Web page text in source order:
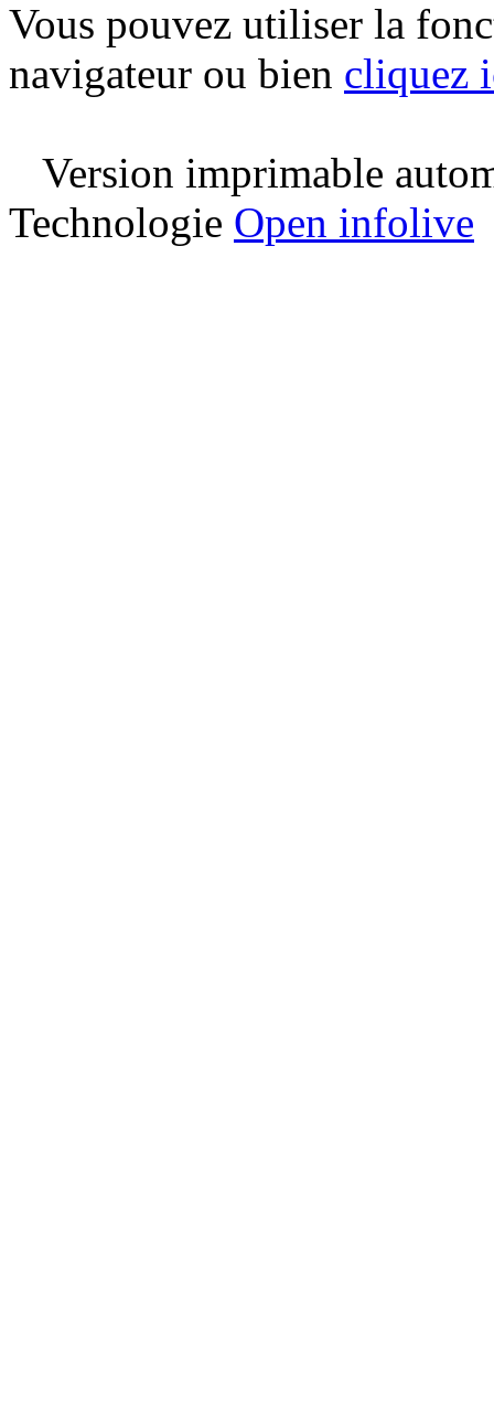
Vous pouvez utiliser la
navigateur ou bien cliquez
Version imprimable
Technologie Open infolive